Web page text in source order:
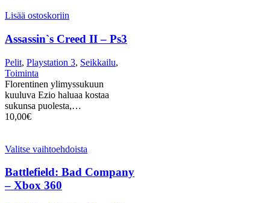
Lisää ostoskoriin
Assassin`s Creed II – Ps3
Pelit, Playstation 3, Seikkailu,
Toiminta
Florentinen ylimyssukuun
kuuluva Ezio haluaa kostaa
sukunsa puolesta,…
10,00€
Valitse vaihtoehdoista
Battlefield: Bad Company
– Xbox 360